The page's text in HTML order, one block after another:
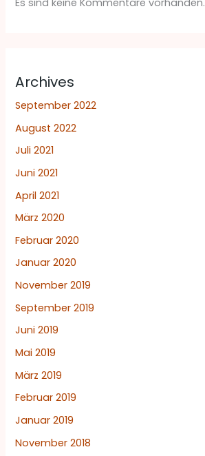
Archives
September 2022
August 2022
Juli 2021
Juni 2021
April 2021
März 2020
Februar 2020
Januar 2020
November 2019
September 2019
Juni 2019
Mai 2019
März 2019
Februar 2019
Januar 2019
November 2018